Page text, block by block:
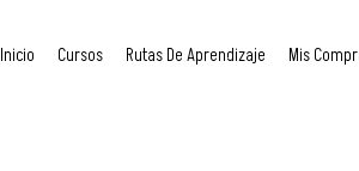
Inicio Cursos Rutas De Aprendizaje Mis